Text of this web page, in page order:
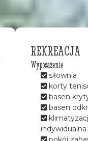
REKREACJA
Wyposażenie
siłownia
korty
basen
basen
indywidualna